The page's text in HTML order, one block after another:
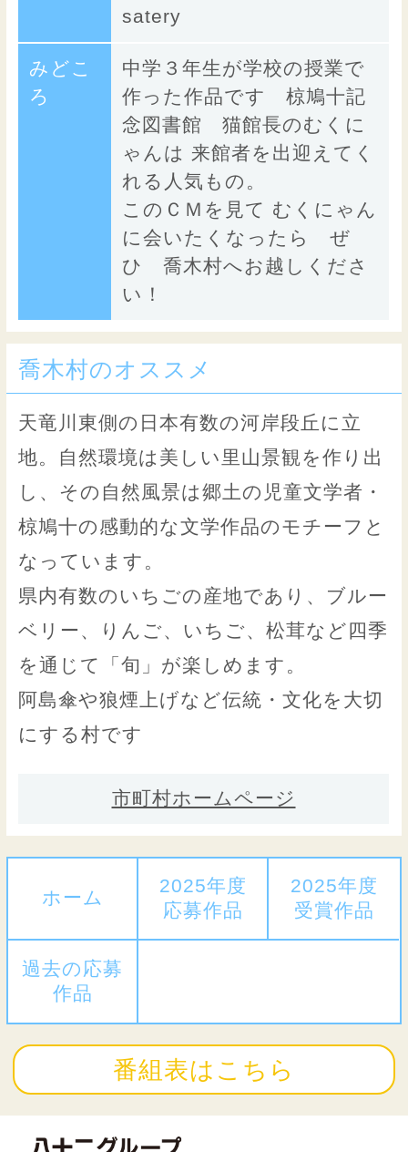
satery
みどこ
ろ
中学３年生が学校の授業で
作った作品です 椋鳩十記
念図書館 猫館長のむくに
ゃんは 来館者を出迎えてく
れる人気もの。
このＣＭを見て むくにゃん
に会いたくなったら ぜ
ひ 喬木村へお越しくださ
い！
喬木村のオススメ
天竜川東側の日本有数の河岸段丘に立
地。自然環境は美しい里山景観を作り出
し、その自然風景は郷土の児童文学者・
椋鳩十の感動的な文学作品のモチーフと
なっています。
県内有数のいちごの産地であり、ブルー
ベリー、りんご、いちご、松茸など四季
を通じて「旬」が楽しめます。
阿島傘や狼煙上げなど伝統・文化を大切
にする村です
市町村ホームページ
ホーム
2025年度
応募作品
2025年度
受賞作品
過去の応募
作品
番組表はこちら